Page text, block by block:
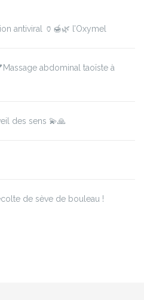
antiviral 🏺🍯🌿 l’Oxymel
abdominal taoïste à
des sens 💫🙏
de sève de bouleau !